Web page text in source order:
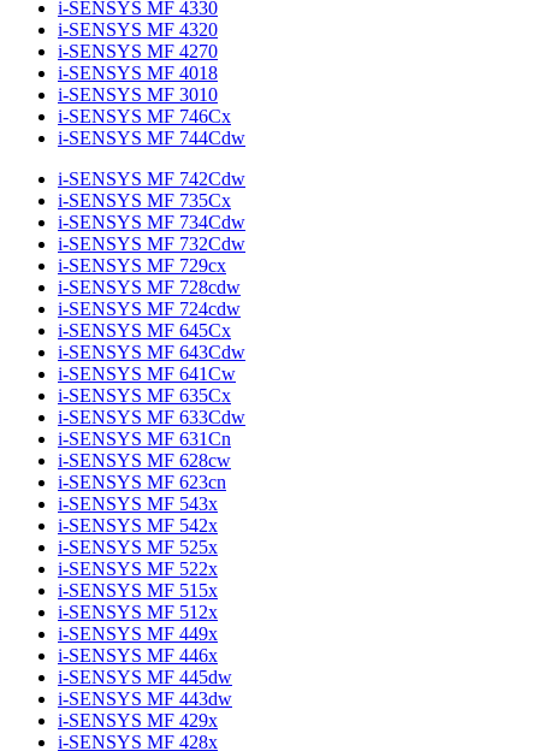
i-SENSYS MF 4330
i-SENSYS MF 4320
i-SENSYS MF 4270
i-SENSYS MF 4018
i-SENSYS MF 3010
i-SENSYS MF 746Cx
i-SENSYS MF 744Cdw
i-SENSYS MF 742Cdw
i-SENSYS MF 735Cx
i-SENSYS MF 734Cdw
i-SENSYS MF 732Cdw
i-SENSYS MF 729cx
i-SENSYS MF 728cdw
i-SENSYS MF 724cdw
i-SENSYS MF 645Cx
i-SENSYS MF 643Cdw
i-SENSYS MF 641Cw
i-SENSYS MF 635Cx
i-SENSYS MF 633Cdw
i-SENSYS MF 631Cn
i-SENSYS MF 628cw
i-SENSYS MF 623cn
i-SENSYS MF 543x
i-SENSYS MF 542x
i-SENSYS MF 525x
i-SENSYS MF 522x
i-SENSYS MF 515x
i-SENSYS MF 512x
i-SENSYS MF 449x
i-SENSYS MF 446x
i-SENSYS MF 445dw
i-SENSYS MF 443dw
i-SENSYS MF 429x
i-SENSYS MF 428x